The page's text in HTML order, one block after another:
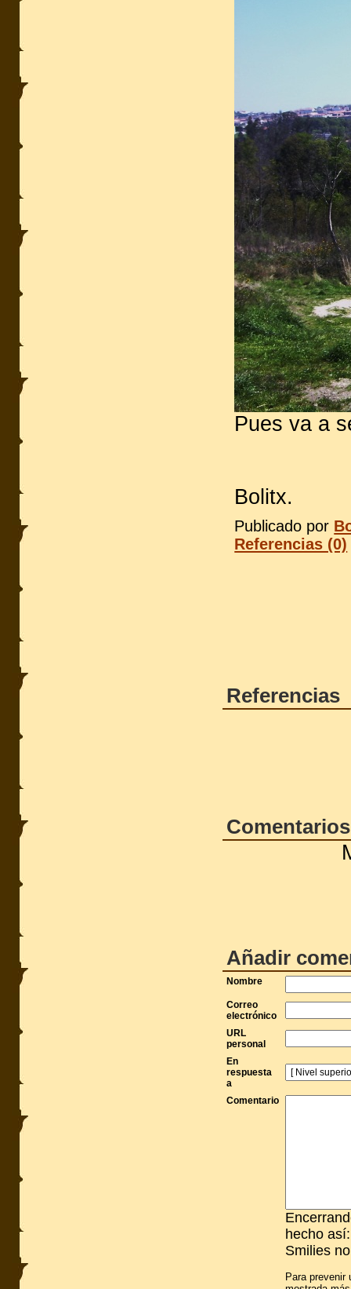
Pues va a
Bolitx.
Publicado por
Referencias (0)
Referencias
Comentarios
Añadir
Nombre
Correo
electrónico
URL
personal
En
respuesta
a
Comentario
hecho
Smilies
Para prevenir